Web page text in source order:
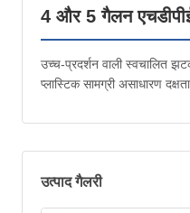
4 और 5 गैलन एचडीपीई
उच्च-प्रदर्शन वाली स्वचालित
प्लास्टिक सामग्री असाधारण
उत्पाद गैलरी